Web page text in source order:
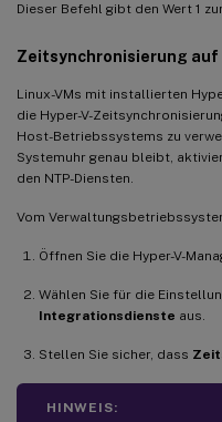
Dieser Befehl gibt den Wert 1
Zeitsynchronisierung auf
Linux-VMs mit installierten
die Hyper-V-
Host-Betriebssystems zu
Systemuhr genau bleibt,
den NTP-Diensten.
Vom
Öffnen Sie die Hyper-V-
Wählen Sie für die
Integrationsdienste aus.
Stellen Sie sicher, dass
HINWEIS: